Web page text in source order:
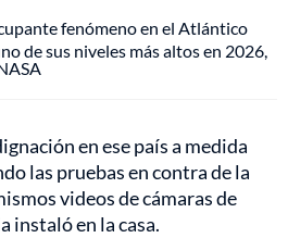
fenómeno en el Atlántico
de sus niveles más altos en 2026,
en ese país a medida
las pruebas en contra de la
videos de cámaras de
instaló en la casa.